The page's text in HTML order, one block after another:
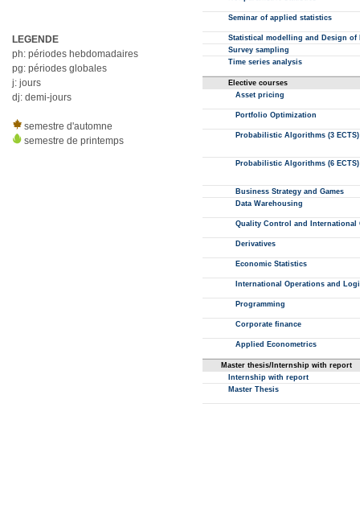
LEGENDE
ph: périodes hebdomadaires
pg: périodes globales
j: jours
dj: demi-jours
semestre d'automne
semestre de printemps